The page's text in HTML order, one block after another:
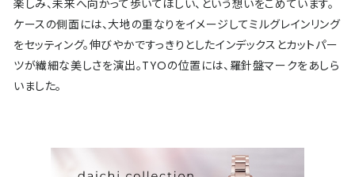
楽しみ、未来へ向かって歩いてほしい、という想いをこめています。
ケースの側面には、大地の重なりをイメージしてミルグレインリング
をセッティング。伸びやかですっきりとしたインデックスとカットパー
ツが繊細な美しさを演出。TYOの位置には、羅針盤マークをあしら
いました。